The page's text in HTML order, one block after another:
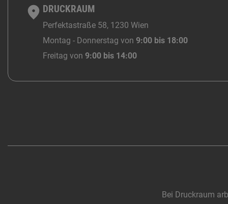
DRUCKRAUM
Perfektastraße 58, 1230 Wien
Montag - Donnerstag von 9:00 bis 18:00
Freitag von 9:00 bis 14:00
Bei Druckraum